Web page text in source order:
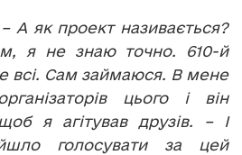
А як проект називається?
я не знаю точно. 610-й
всі. Сам займаюся. В мене
цього і він
я агітував друзів. – І
голосувати за цей